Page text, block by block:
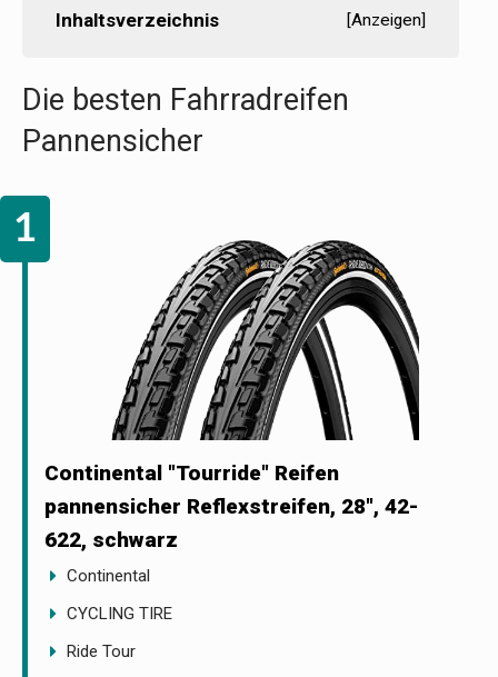
Inhaltsverzeichnis [Anzeigen]
Die besten Fahrradreifen
Pannensicher
Continental "Tourride" Reifen
pannensicher Reflexstreifen, 28", 42-
622, schwarz
Continental
CYCLING TIRE
Ride Tour